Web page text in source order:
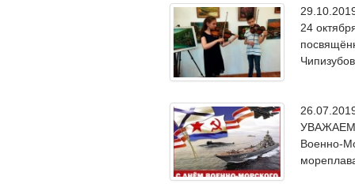
24
Военно-